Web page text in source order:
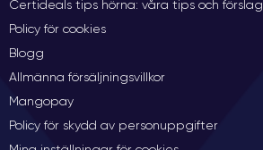
Certideals tips hörna: våra tips och förslag
Policy för cookies
Blogg
Allmänna försäljningsvillkor
Mangopay
Policy för skydd av personuppgifter